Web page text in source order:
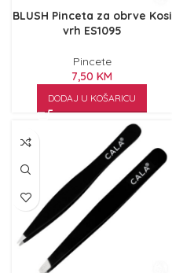
BLUSH Pinceta za obrve Kosi
vrh ES1095
Pincete
7,50 KM
DODAJ U KOŠARICU